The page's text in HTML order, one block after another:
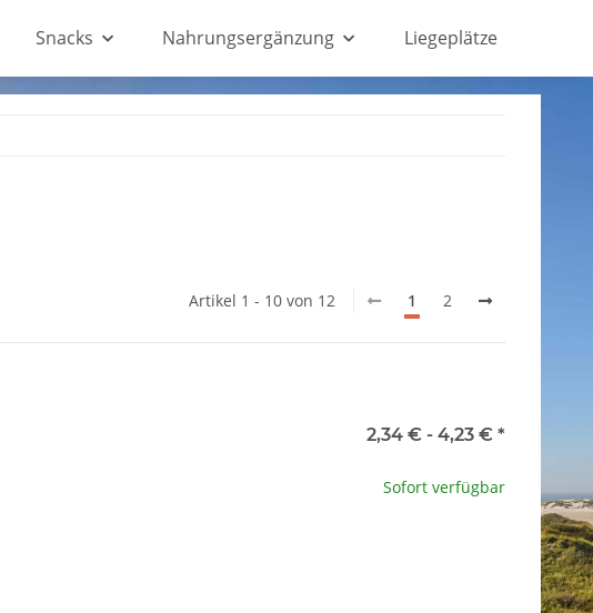
Snacks Nahrungsergänzung Liegeplätze
Artikel 1 - 10 von 12 1 2
2,34 € - 4,23 € *
Sofort verfügbar